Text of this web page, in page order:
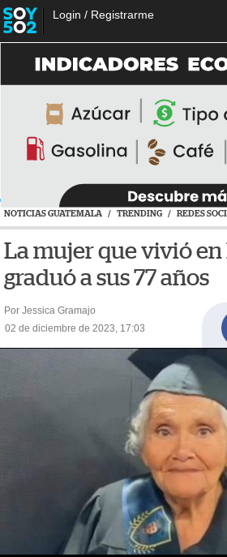
Login / Registrarme
NOTICIAS GUATEMALA / TRENDING / REDES
La mujer que vivió en
graduó a sus 77 años
Por Jessica Gramajo
02 de diciembre de 2023, 17:03